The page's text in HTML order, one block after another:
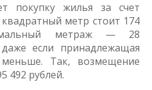
покупку жилья за счет
квадратный метр стоит 174
метраж — 28
если принадлежащая
Так, возмещение
492 рублей.